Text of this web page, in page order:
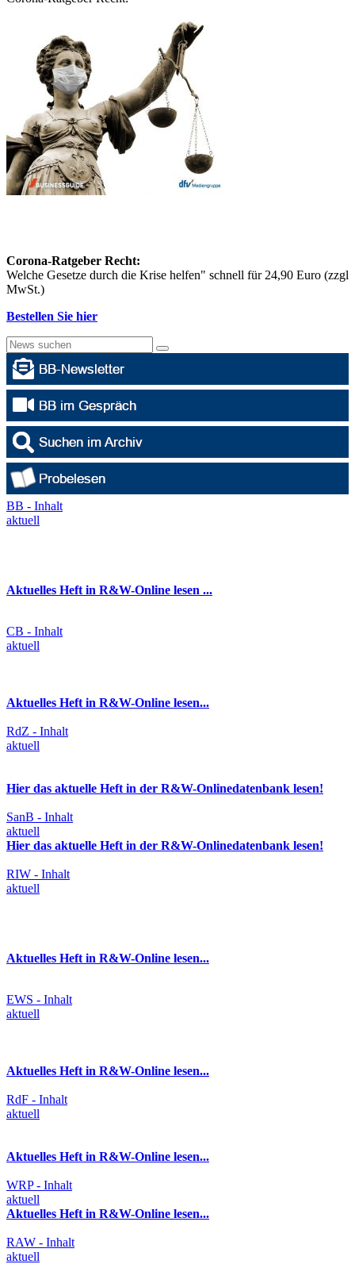
Corona-Ratgeber Recht:
Welche Gesetze durch die Krise helfen" schnell für 24,90 Euro (zzgl
MwSt.)
Bestellen Sie hier
BB - Inhalt
aktuell
Aktuelles Heft in R&W-Online lesen ...
CB - Inhalt
aktuell
Aktuelles Heft in R&W-Online lesen...
RdZ - Inhalt
aktuell
Hier das aktuelle Heft in der R&W-Onlinedatenbank lesen!
SanB - Inhalt
aktuell
Hier das aktuelle Heft in der R&W-Onlinedatenbank lesen!
RIW - Inhalt
aktuell
Aktuelles Heft in R&W-Online lesen...
EWS - Inhalt
aktuell
Aktuelles Heft in R&W-Online lesen...
RdF - Inhalt
aktuell
Aktuelles Heft in R&W-Online lesen...
WRP - Inhalt
aktuell
Aktuelles Heft in R&W-Online lesen...
RAW - Inhalt
aktuell